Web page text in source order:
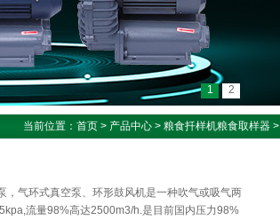
1 2
当前位置： 首页 > 产品中心 > 粮食扦样机粮食取样器 >
气环式真空泵、环形鼓风机是一种吹气或吸气两
流量98%高达2500m3/h.是目前国内压力98%